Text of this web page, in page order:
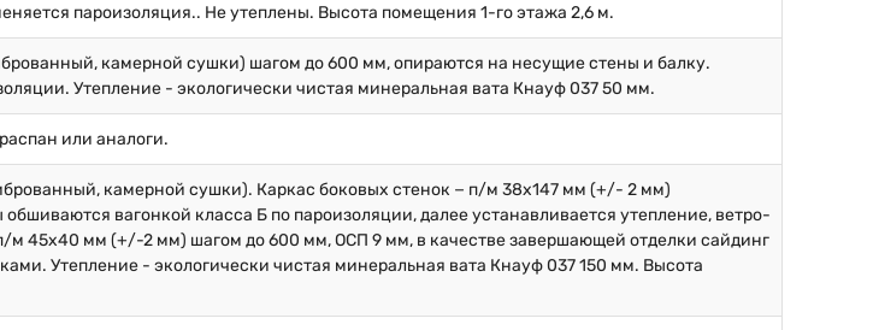
пароизоляция.. Не утеплены. Высота помещения 1-го этажа 2,6 м.
камерной сушки) шагом до 600 мм, опираются на несущие стены и балку.
Утепление - экологически чистая минеральная вата Кнауф 037 50 мм.
или аналоги.
камерной сушки). Каркас боковых стенок − п/м 38х147 мм (+/- 2 мм)
вагонкой класса Б по пароизоляции, далее устанавливается утепление, ветро-
45х40 мм (+/-2 мм) шагом до 600 мм, ОСП 9 мм, в качестве завершающей отделки сайдинг
Утепление - экологически чистая минеральная вата Кнауф 037 150 мм. Высота